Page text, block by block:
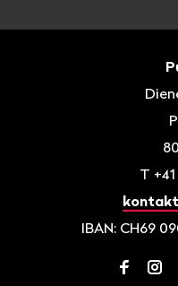
T
IBAN: CH69